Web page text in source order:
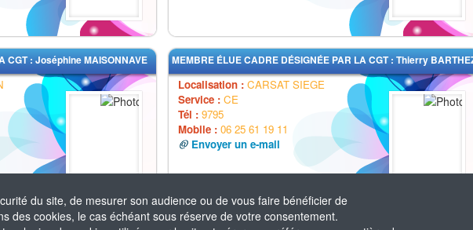
CGT : Joséphine MAISONNAVE MEMBRE ÉLUE CADRE DÉSIGNÉE PAR LA CGT : Thierry
Localisation : CARSAT SIEGE
Service : CE
Tél : 9795
Mobile : 06 25 61 19 11
Envoyer un e-mail
du site, de mesurer son audience ou de vous faire bénéficier de
des cookies, le cas échéant sous réserve de votre consentement.